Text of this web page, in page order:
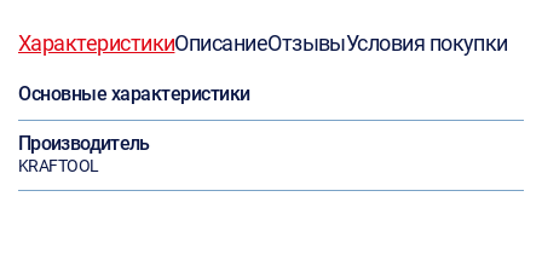
ХарактеристикиОписаниеОтзывыУсловия покупки
Основные характеристики
Производитель
KRAFTOOL